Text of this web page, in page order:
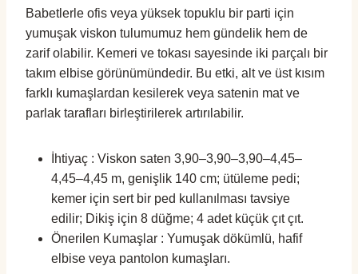
Babetlerle ofis veya yüksek topuklu bir parti için
yumuşak viskon tulumumuz hem gündelik hem de
zarif olabilir. Kemeri ve tokası sayesinde iki parçalı bir
takım elbise görünümündedir. Bu etki, alt ve üst kısım
farklı kumaşlardan kesilerek veya satenin mat ve
parlak tarafları birleştirilerek artırılabilir.
İhtiyaç : Viskon saten 3,90–3,90–3,90–4,45–
4,45–4,45 m, genişlik 140 cm; ütüleme pedi;
kemer için sert bir ped kullanılması tavsiye
edilir; Dikiş için 8 düğme; 4 adet küçük çıt çıt.
Önerilen Kumaşlar : Yumuşak dökümlü, hafif
elbise veya pantolon kumaşları.